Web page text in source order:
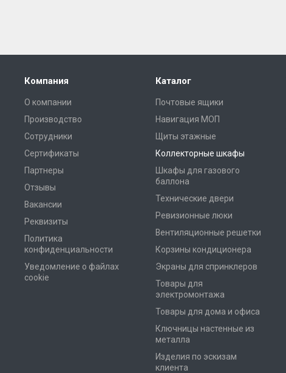
Компания
О компании
Производство
Сотрудники
Сертификаты
Партнеры
Отзывы
Вакансии
Реквизиты
Политика
конфиденциальности
Уведомление о файлах
cookie
Каталог
Почтовые ящики
Навигация МОП
Щиты этажные
Коллекторные шкафы
Шкафы для газового
баллона
Технические двери
Ревизионные люки
Вентиляционные решетки
Корзины кондиционера
Экраны для спринклеров
Товары для
электромонтажа
Товары для дома и офиса
Ключницы настенные из
металла
Изделия по эскизам
клиента